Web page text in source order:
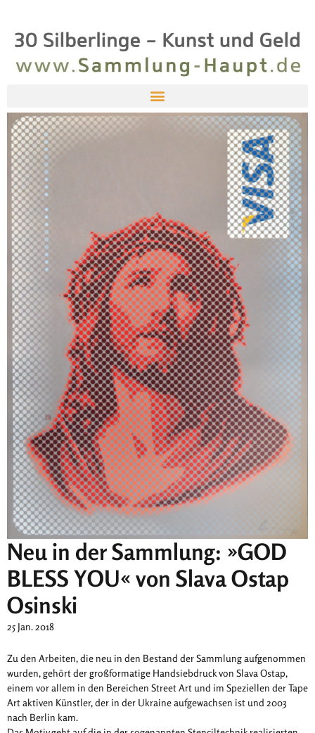
Neu in der Sammlung: »GOD
BLESS YOU« von Slava Ostap
Osinski
25 Jan. 2018
Zu den Arbeiten, die neu in den Bestand der Sammlung aufgenommen
wurden, gehört der großformatige Handsiebdruck von Slava Ostap,
einem vor allem in den Bereichen Street Art und im Speziellen der Tape
Art aktiven Künstler, der in der Ukraine aufgewachsen ist und 2003
nach Berlin kam.